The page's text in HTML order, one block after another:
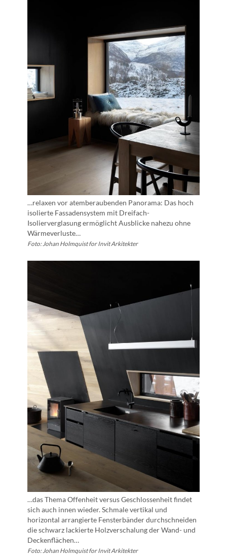
…relaxen vor atemberaubenden Panorama: Das hoch
isolierte Fassadensystem mit Dreifach-
Isolierverglasung ermöglicht Ausblicke nahezu ohne
Wärmeverluste…
Foto: Johan Holmquist for Invit Arkitekter
…das Thema Offenheit versus Geschlossenheit findet
sich auch innen wieder. Schmale vertikal und
horizontal arrangierte Fensterbänder durchschneiden
die schwarz lackierte Holzverschalung der Wand- und
Deckenflächen…
Foto: Johan Holmquist for Invit Arkitekter